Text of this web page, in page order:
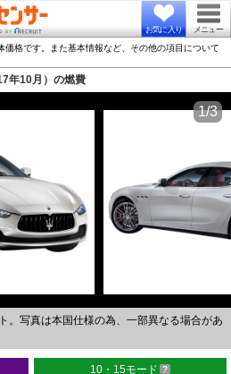
お気に入り メニュー
格です。また基本情報など、その他の項目について
年10月）の燃費
。写真は本国仕様の為、一部異なる場合があ
1/3
10・15モード